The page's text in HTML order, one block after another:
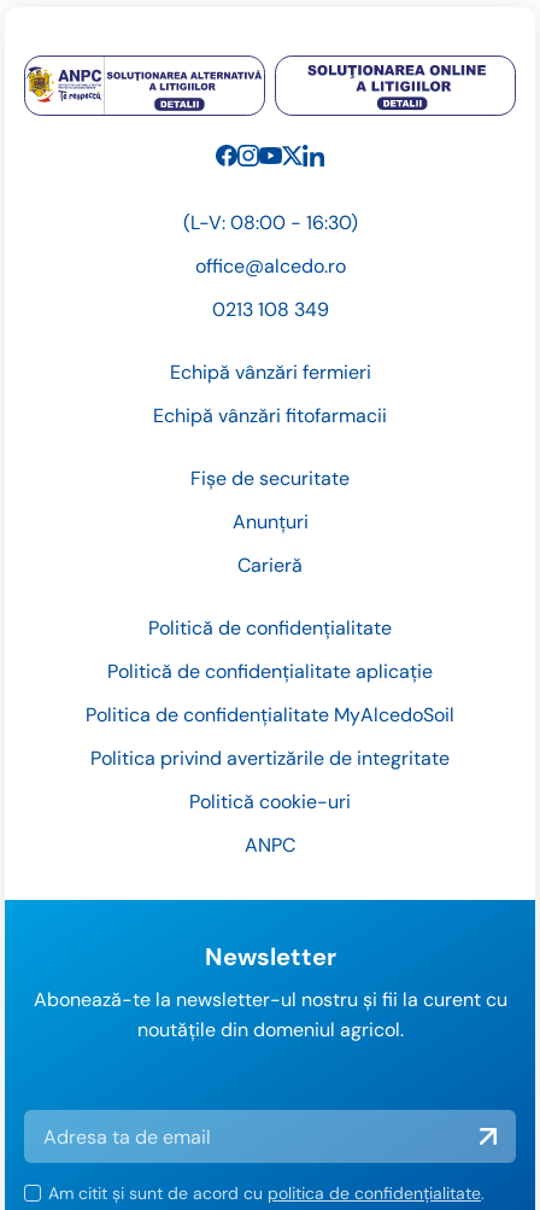
Fișe de securitate
Anunțuri
Carieră
Politică de confidențialitate
Politică de confidențialitate aplicație
Politica de confidențialitate MyAlcedoSoil
Politica privind avertizările de integritate
Politică cookie-uri
ANPC
(L-V: 08:00 - 16:30)
office@alcedo.ro
0213 108 349
Echipă vânzări fermieri
Echipă vânzări fitofarmacii
Newsletter
Abonează-te la newsletter-ul nostru și fii la curent cu
noutățile din domeniul agricol.
Am citit și sunt de acord cu politica de confidențialitate.